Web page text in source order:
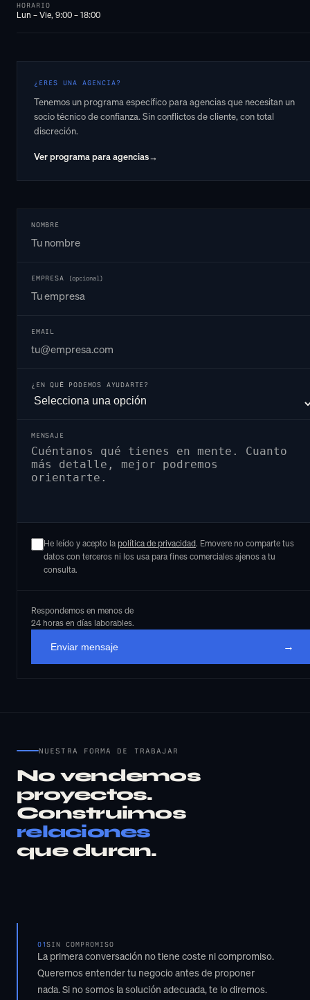
HORARIO
Lun – Vie, 9:00 – 18:00
¿ERES UNA AGENCIA?
Tenemos un programa específico para agencias que necesitan un
socio técnico de confianza. Sin conflictos de cliente, con total
discreción.
Ver programa para agencias→
NOMBRE
EMPRESA (opcional)
EMAIL
¿EN QUÉ PODEMOS AYUDARTE?
MENSAJE
He leído y acepto la política de privacidad. Emovere no comparte tus
datos con terceros ni los usa para fines comerciales ajenos a tu
consulta.
Respondemos en menos de
24 horas en días laborables.
Enviar mensaje →
NUESTRA FORMA DE TRABAJAR
No vendemos
proyectos.
Construimos
relaciones
que duran.
01SIN COMPROMISO
La primera conversación no tiene coste ni compromiso.
Queremos entender tu negocio antes de proponer
nada. Si no somos la solución adecuada, te lo diremos.